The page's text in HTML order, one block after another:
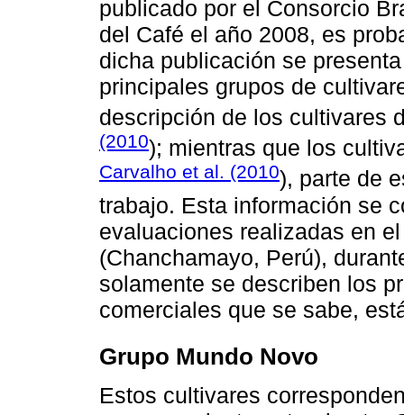
publicado por el Consorcio
del Café el año 2008, es
dicha publicación se
principales grupos de
descripción de los cultivares
(2010); mientras que los
Carvalho et al. (2010), parte de
trabajo. Esta información se
evaluaciones realizadas en
(Chanchamayo, Perú),
solamente se describen los
comerciales que se sabe,
Grupo Mundo Novo
Estos cultivares